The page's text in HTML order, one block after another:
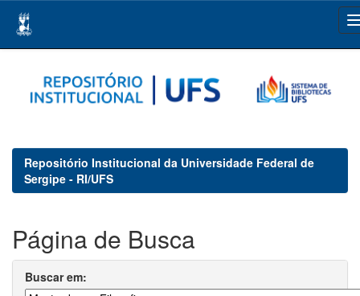
navigation
Repositório Institucional da Universidade Federal de
Sergipe - RI/UFS
Página de Busca
Buscar em: